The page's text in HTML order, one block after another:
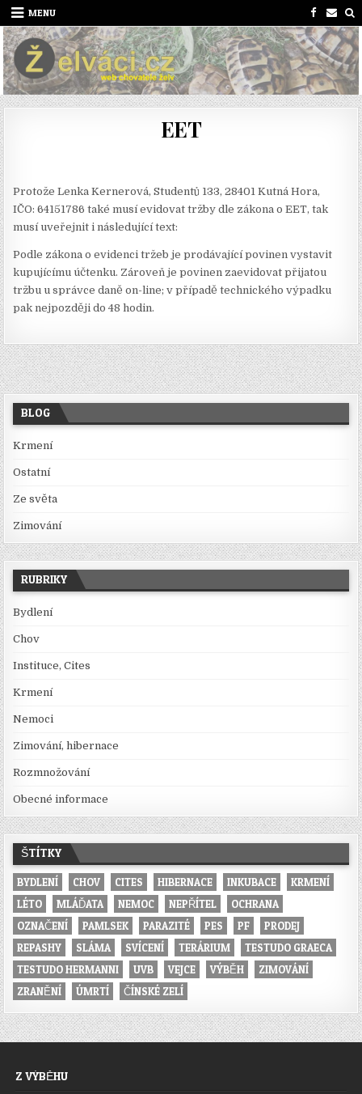
Skip
to
content
MENU
EET
Protože Lenka Kernerová, Studentů 133, 28401 Kutná Hora,
IČO: 64151786 také musí evidovat tržby dle zákona o EET, tak
musí uveřejnit i následující text:
Podle zákona o evidenci tržeb je prodávající povinen vystavit
kupujícímu účtenku. Zároveň je povinen zaevidovat přijatou
tržbu u správce daně on-line; v případě technického výpadku
pak nejpozději do 48 hodin.
BLOG
Krmení
Ostatní
Ze světa
Zimování
RUBRIKY
Bydlení
Chov
Instituce, Cites
Krmení
Nemoci
Zimování, hibernace
Rozmnožování
Obecné informace
ŠTÍTKY
BYDLENÍ CHOV CITES HIBERNACE INKUBACE
KRMENÍ
LÉTO
MLÁĎATA NEMOC NEPŘÍTEL
OCHRANA
OZNAČENÍ
PAMLSEK PARAZITÉ PES PF
PRODEJ
REPASHY
SLÁMA SVÍCENÍ TERÁRIUM
TESTUDO GRAECA
TESTUDO HERMANNI
UVB VEJCE VÝBĚH
ZIMOVÁNÍ
ZRANĚNÍ
ÚMRTÍ ČÍNSKÉ ZELÍ
Z VÝBĚHU